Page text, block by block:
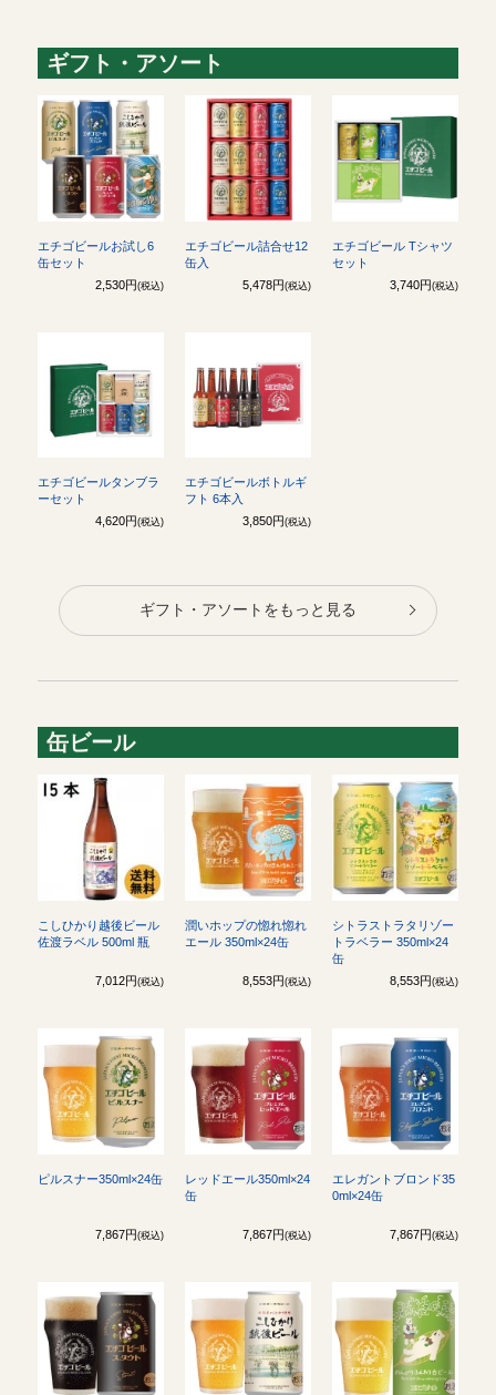
ギフト・アソート
エチゴビールお試し6
缶セット
2,530円(税込)
エチゴビール詰合せ12
缶入
5,478円(税込)
エチゴビール Tシャツ
セット
3,740円(税込)
エチゴビールタンブラ
ーセット
4,620円(税込)
エチゴビールボトルギ
フト 6本入
3,850円 (税込)
ギフト・アソートをもっと見る
缶ビール
こしひかり越後ビール
佐渡ラベル 500ml 瓶
7,012円(税込)
潤いホップの惚れ惚れ
エール 350ml×24缶
8,553円(税込)
シトラストラタリゾー
トラベラー 350ml×24
缶
8,553円(税込)
ピルスナー350ml×24缶
7,867円(税込)
レッドエール350ml×24
缶
7,867円(税込)
エレガントブロンド35
0ml×24缶
7,867円(税込)